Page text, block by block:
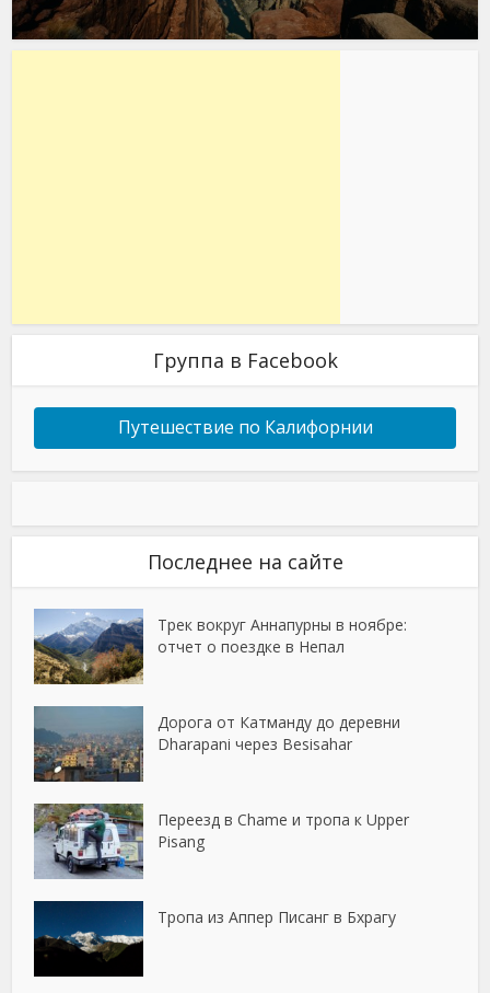
Группа в Facebook
Путешествие по Калифорнии
Последнее на сайте
Трек вокруг Аннапурны в ноябре:
отчет о поездке в Непал
Дорога от Катманду до деревни
Dharapani через Besisahar
Переезд в Chame и тропа к Upper
Pisang
Тропа из Аппер Писанг в Бхрагу